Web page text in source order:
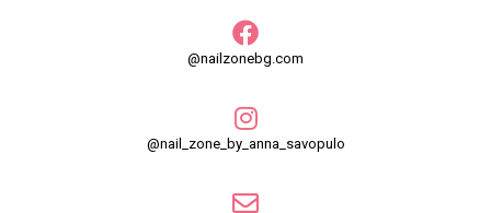
@nailzonebg.com
@nail_zone_by_anna_savopulo